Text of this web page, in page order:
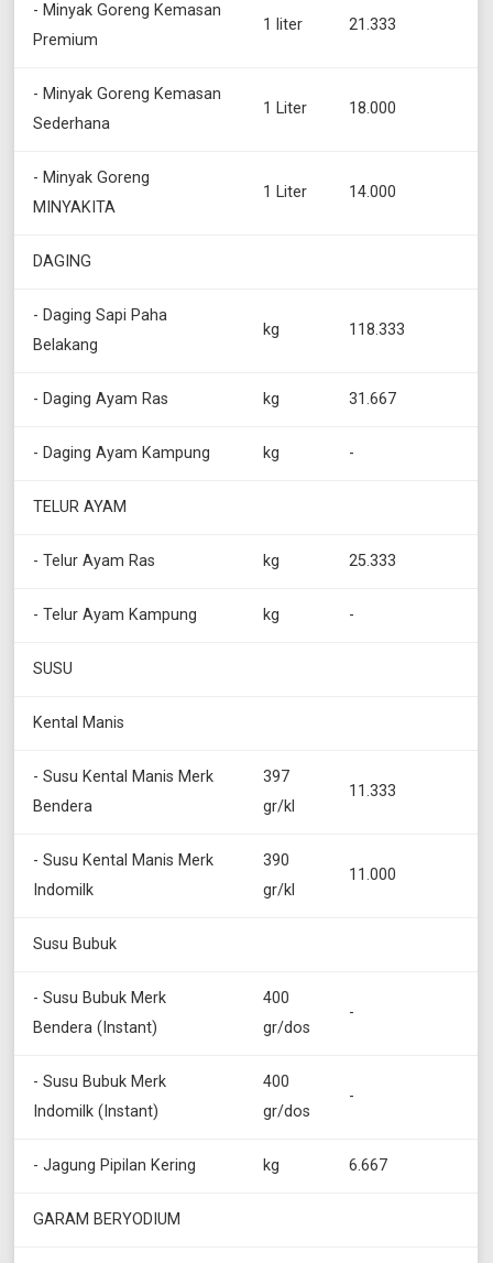
- Minyak Goreng Kemasan
Premium
1 liter 21.333
- Minyak Goreng Kemasan
Sederhana
1 Liter 18.000
- Minyak Goreng
MINYAKITA
1 Liter 14.000
DAGING
- Daging Sapi Paha
Belakang
kg 118.333
- Daging Ayam Ras kg 31.667
- Daging Ayam Kampung kg -
TELUR AYAM
- Telur Ayam Ras kg 25.333
- Telur Ayam Kampung kg -
SUSU
Kental Manis
- Susu Kental Manis Merk
Bendera
397
gr/kl
11.333
- Susu Kental Manis Merk
Indomilk
390
gr/kl
11.000
Susu Bubuk
- Susu Bubuk Merk
Bendera (Instant)
400
gr/dos
-
- Susu Bubuk Merk
Indomilk (Instant)
400
gr/dos
-
- Jagung Pipilan Kering kg 6.667
GARAM BERYODIUM